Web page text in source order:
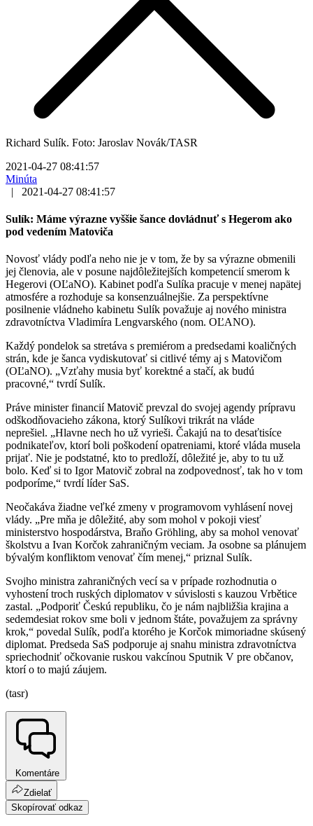
Richard Sulík. Foto: Jaroslav Novák/TASR
2021-04-27 08:41:57
Minúta
|
2021-04-27 08:41:57
Sulík: Máme výrazne vyššie šance dovládnuť s Hegerom ako
pod vedením Matoviča
Novosť vlády podľa neho nie je v tom, že by sa výrazne obmenili
jej členovia, ale v posune najdôležitejších kompetencií smerom k
Hegerovi (OĽaNO). Kabinet podľa Sulíka pracuje v menej napätej
atmosfére a rozhoduje sa konsenzuálnejšie. Za perspektívne
posilnenie vládneho kabinetu Sulík považuje aj nového ministra
zdravotníctva Vladimíra Lengvarského (nom. OĽANO).
Každý pondelok sa stretáva s premiérom a predsedami koaličných
strán, kde je šanca vydiskutovať si citlivé témy aj s Matovičom
(OĽaNO). „Vzťahy musia byť korektné a stačí, ak budú
pracovné,“ tvrdí Sulík.
Práve minister financií Matovič prevzal do svojej agendy prípravu
odškodňovacieho zákona, ktorý Sulíkovi trikrát na vláde
neprešiel. „Hlavne nech ho už vyrieši. Čakajú na to desaťtisíce
podnikateľov, ktorí boli poškodení opatreniami, ktoré vláda musela
prijať. Nie je podstatné, kto to predloží, dôležité je, aby to tu už
bolo. Keď si to Igor Matovič zobral na zodpovednosť, tak ho v tom
podporíme,“ tvrdí líder SaS.
Neočakáva žiadne veľké zmeny v programovom vyhlásení novej
vlády. „Pre mňa je dôležité, aby som mohol v pokoji viesť
ministerstvo hospodárstva, Braňo Gröhling, aby sa mohol venovať
školstvu a Ivan Korčok zahraničným veciam. Ja osobne sa plánujem
bývalým konfliktom venovať čím menej,“ priznal Sulík.
Svojho ministra zahraničných vecí sa v prípade rozhodnutia o
vyhostení troch ruských diplomatov v súvislosti s kauzou Vrbětice
zastal. „Podporiť Českú republiku, čo je nám najbližšia krajina a
sedemdesiat rokov sme boli v jednom štáte, považujem za správny
krok,“ povedal Sulík, podľa ktorého je Korčok mimoriadne skúsený
diplomat. Predseda SaS podporuje aj snahu ministra zdravotníctva
spriechodniť očkovanie ruskou vakcínou Sputnik V pre občanov,
ktorí o to majú záujem.
(tasr)
Komentáre
Zdielať
Skopírovať odkaz